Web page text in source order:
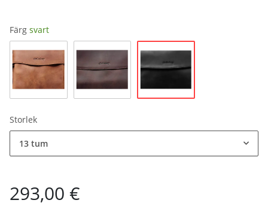
Färg svart
Storlek
13 tum
293,00 €